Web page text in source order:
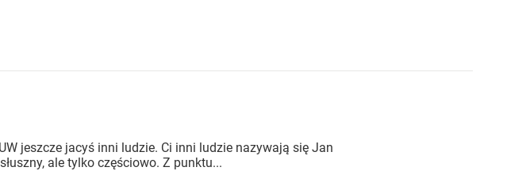
jeszcze jacyś inni ludzie. Ci inni ludzie nazywają się Jan
ale tylko częściowo. Z punktu...